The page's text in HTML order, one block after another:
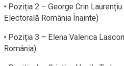
• Poziția 2 – George Crin
Electorală România Înainte)
• Poziția 3 – Elena Valerica
România)